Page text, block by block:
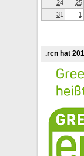
24
25
31
1
.rcn hat